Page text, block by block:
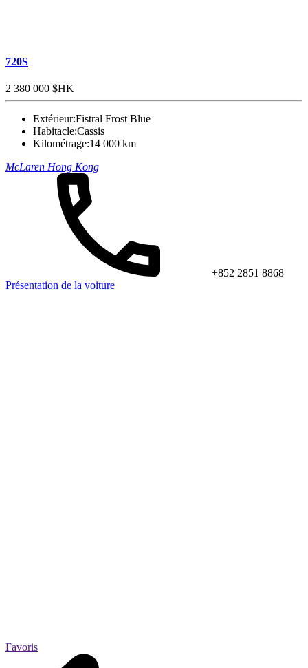
720S
2 380 000 $HK
Extérieur:Fistral Frost Blue
Habitacle:Cassis
Kilométrage:14 000 km
McLaren Hong Kong
+852 2851 8868
Présentation de la voiture
Favoris